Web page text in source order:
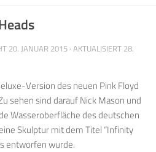
20. JANUAR 2015 · AKTUALISIERT 28.
Version des neuen Pink Floyd
sehen sind darauf Nick Mason und
Wasseroberfläche des deutschen
Skulptur mit dem Titel “Infinity
entworfen wurde.